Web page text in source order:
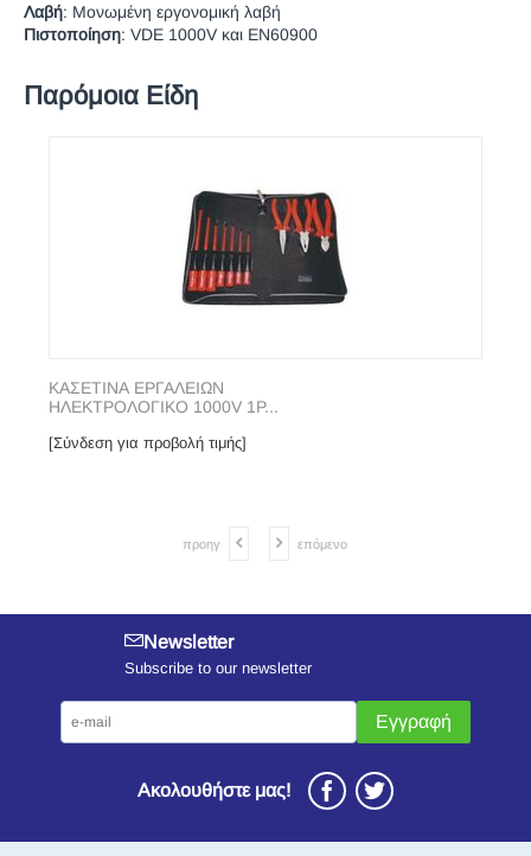
Λαβή: Μονωμένη εργονομική λαβή
Πιστοποίηση: VDE 1000V και EN60900
Παρόμοια Είδη
ΚΑΣΕΤΙΝΑ ΕΡΓΑΛΕΙΩΝ
ΗΛΕΚΤΡΟΛΟΓΙΚΟ 1000V 1P...
[Σύνδεση για προβολή τιμής]
προηγ επόμενο
Newsletter
Subscribe to our newsletter
Εγγραφή
Ακολουθήστε μας!